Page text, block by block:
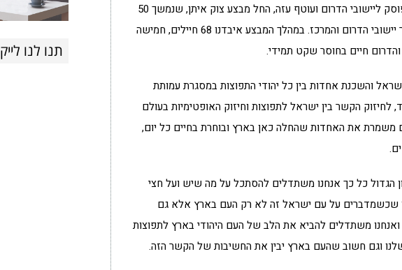
לאחר מציאת גופות הנערים וקבורתם ובעקבות ירי בלתי פוסק ליישובי הדרום ועוטף עזה, החל מבצע צוק איתן, שנמשך 50
ימים. במהלך המבצע נורו מרצועת עזה 4,594 רקטות לעבר יישובי הדרום והמרכז. במהלך המבצע איבדנו 68 חיילים, חמישה
והדרום חיים בחוסר שקט תמידי.
והשכנת אחדות בין כל יהודי התפוצות במסגרת עמותת
לחיזוק הקשר בין ישראל לתפוצות וחיזוק האופטימיות בעולם
משמרת את האחדות שהחלה כאן בארץ ובוחרת בחיים כל יום,
הגדול כל כך אנחנו משתדלים להסתכל על מה שיש ועל חצי
שכשמדברים על עם ישראל זה לא רק העם בארץ אלא גם
משתדלים להביא את הלב של העם היהודי בארץ לתפוצות
וגם חשוב שהעם בארץ יבין את החשיבות של הקשר הזה.
תנו לנו לייק